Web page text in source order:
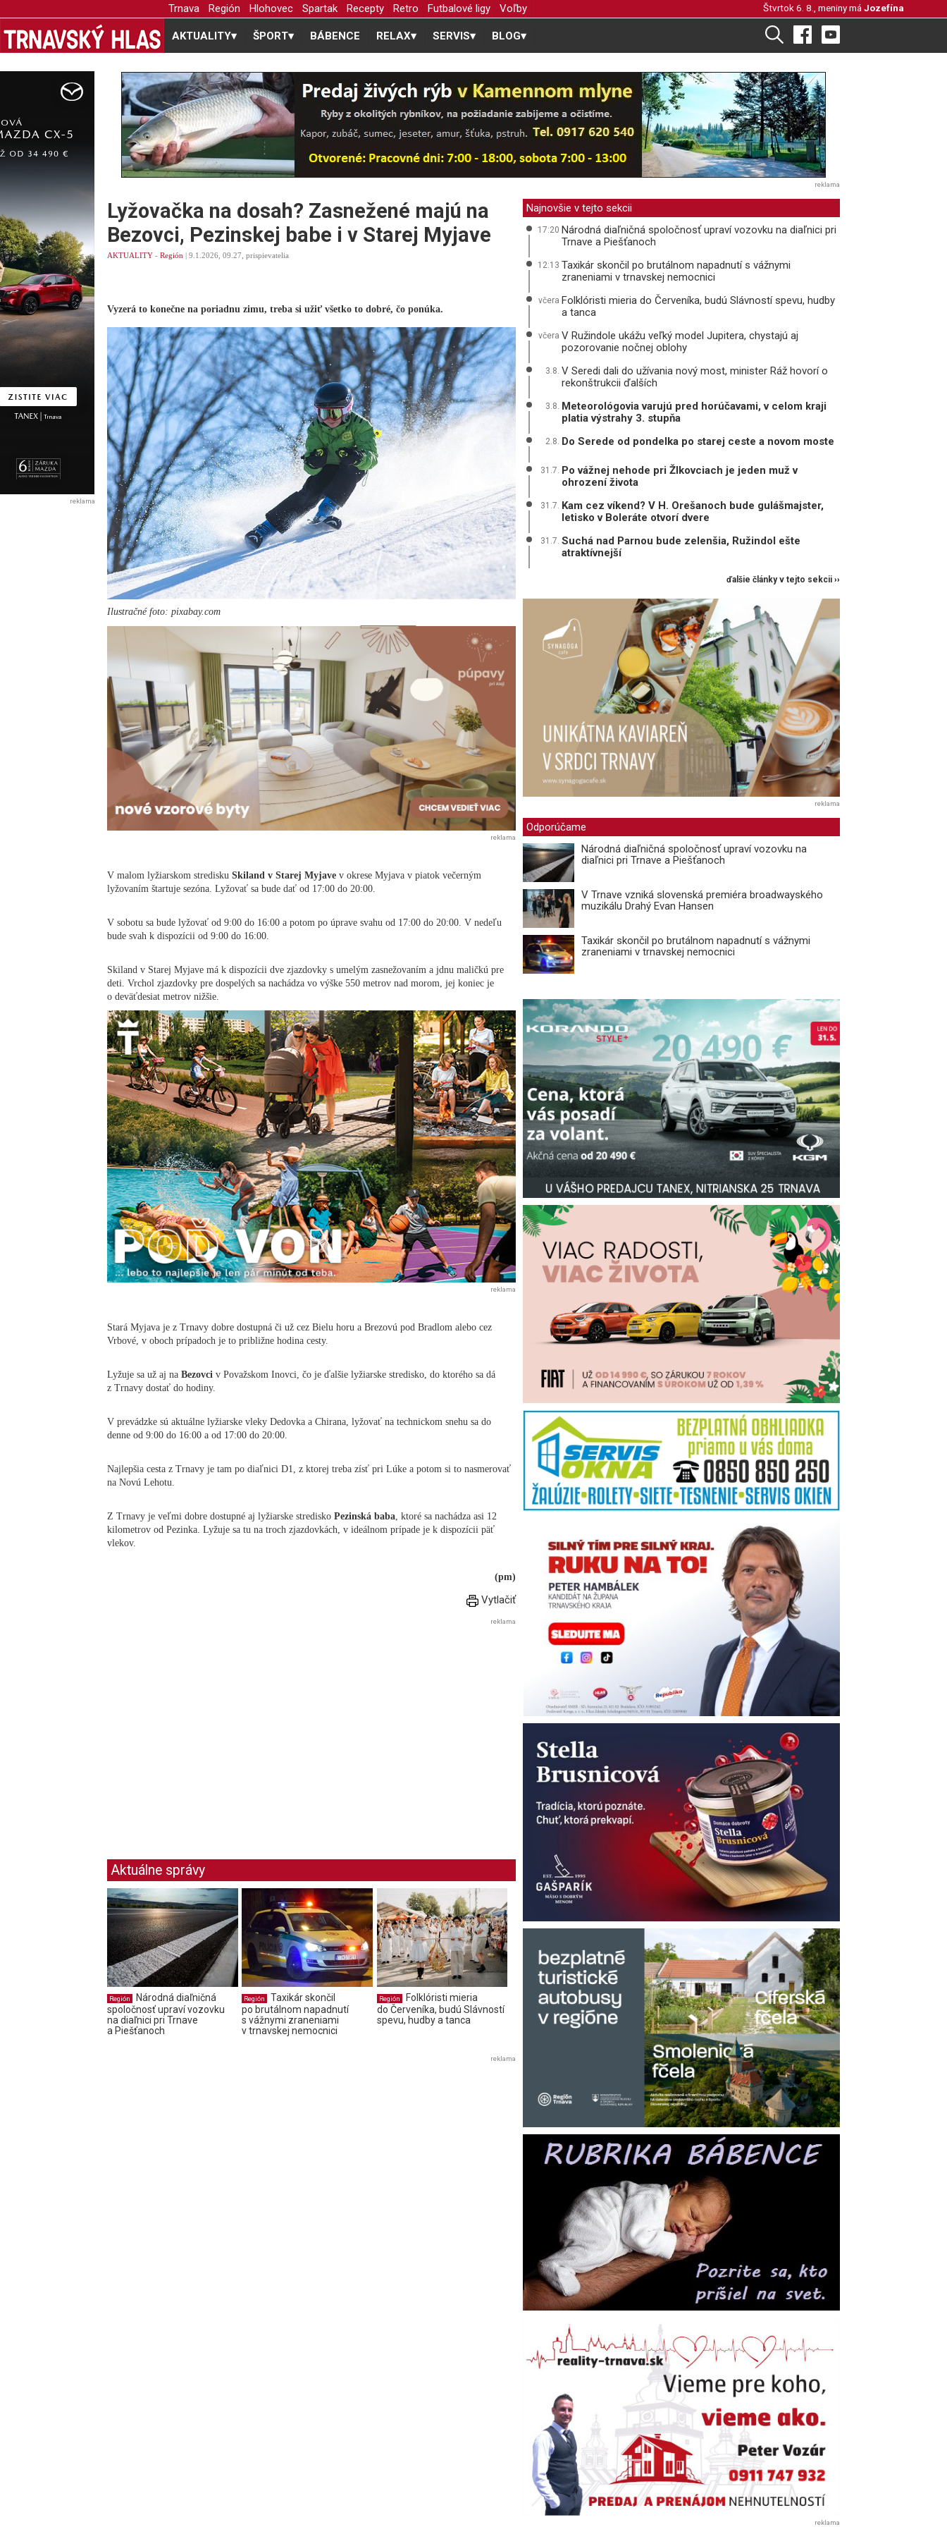
Trnava Región Hlohovec Spartak Recepty Retro Futbalové ligy Voľby Štvrtok 6. 8., meniny má Jozefína
AKTUALITY▾ ŠPORT▾ BÁBENCE RELAX▾ SERVIS▾ BLOG▾
reklama
Lyžovačka na dosah? Zasnežené majú na
Bezovci, Pezinskej babe i v Starej Myjave
AKTUALITY - Región | 9.1.2026, 09.27, prispievatelia
Vyzerá to konečne na poriadnu zimu, treba si užiť všetko to dobré, čo ponúka.
Ilustračné foto: pixabay.com
reklama
V malom lyžiarskom stredisku Skiland v Starej Myjave v okrese Myjava v piatok večerným
lyžovaním štartuje sezóna. Lyžovať sa bude dať od 17:00 do 20:00.
V sobotu sa bude lyžovať od 9:00 do 16:00 a potom po úprave svahu od 17:00 do 20:00. V nedeľu
bude svah k dispozícii od 9:00 do 16:00.
Skiland v Starej Myjave má k dispozícii dve zjazdovky s umelým zasnežovaním a jdnu maličkú pre
deti. Vrchol zjazdovky pre dospelých sa nachádza vo výške 550 metrov nad morom, jej koniec je
o deväťdesiat metrov nižšie.
reklama
Stará Myjava je z Trnavy dobre dostupná či už cez Bielu horu a Brezovú pod Bradlom alebo cez
Vrbové, v oboch prípadoch je to približne hodina cesty.
Lyžuje sa už aj na Bezovci v Považskom Inovci, čo je ďalšie lyžiarske stredisko, do ktorého sa dá
z Trnavy dostať do hodiny.
V prevádzke sú aktuálne lyžiarske vleky Dedovka a Chirana, lyžovať na technickom snehu sa do
denne od 9:00 do 16:00 a od 17:00 do 20:00.
Najlepšia cesta z Trnavy je tam po diaľnici D1, z ktorej treba zísť pri Lúke a potom si to nasmerovať
na Novú Lehotu.
Z Trnavy je veľmi dobre dostupné aj lyžiarske stredisko Pezinská baba, ktoré sa nachádza asi 12
kilometrov od Pezinka. Lyžuje sa tu na troch zjazdovkách, v ideálnom prípade je k dispozícii päť
vlekov.
(pm)
Vytlačiť
reklama
Aktuálne správy
Región
Národná diaľničná
spoločnosť upraví vozovku
na diaľnici pri Trnave
a Piešťanoch
Región
Taxikár skončil
po brutálnom napadnutí
s vážnymi zraneniami
v trnavskej nemocnici
Región
Folklóristi mieria
do Červeníka, budú Slávností
spevu, hudby a tanca
reklama
Najnovšie v tejto sekcii
17:20 Národná diaľničná spoločnosť upraví vozovku na diaľnici pri
Trnave a Piešťanoch
12:13 Taxikár skončil po brutálnom napadnutí s vážnymi
zraneniami v trnavskej nemocnici
včera Folklóristi mieria do Červeníka, budú Slávností spevu, hudby
a tanca
včera V Ružindole ukážu veľký model Jupitera, chystajú aj
pozorovanie nočnej oblohy
3.8. V Seredi dali do užívania nový most, minister Ráž hovorí o
rekonštrukcii ďalších
3.8. Meteorológovia varujú pred horúčavami, v celom kraji
platia výstrahy 3. stupňa
2.8. Do Serede od pondelka po starej ceste a novom moste
31.7. Po vážnej nehode pri Žlkovciach je jeden muž v
ohrození života
31.7. Kam cez víkend? V H. Orešanoch bude gulášmajster,
letisko v Boleráte otvorí dvere
31.7. Suchá nad Parnou bude zelenšia, Ružindol ešte
atraktívnejší
ďalšie články v tejto sekcii ››
reklama
Odporúčame
Národná diaľničná spoločnosť upraví vozovku na
diaľnici pri Trnave a Piešťanoch
V Trnave vzniká slovenská premiéra broadwayského
muzikálu Drahý Evan Hansen
Taxikár skončil po brutálnom napadnutí s vážnymi
zraneniami v trnavskej nemocnici
reklama
reklama